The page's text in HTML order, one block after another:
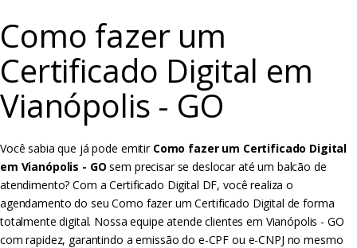
Como fazer um
Certificado Digital em
Vianópolis - GO
Você sabia que já pode emitir Como fazer um Certificado Digital
em Vianópolis - GO sem precisar se deslocar até um balcão de
atendimento? Com a Certificado Digital DF, você realiza o
agendamento do seu Como fazer um Certificado Digital de forma
totalmente digital. Nossa equipe atende clientes em Vianópolis - GO
com rapidez, garantindo a emissão do e-CPF ou e-CNPJ no mesmo